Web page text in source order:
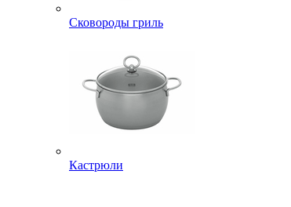
Сковороды гриль
Кастрюли